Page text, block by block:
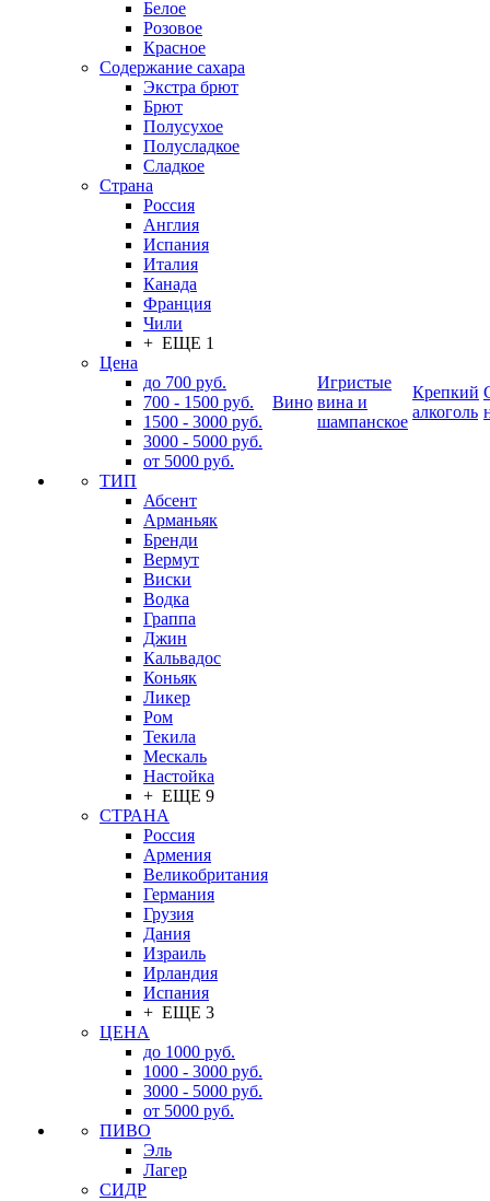
Белое
Розовое
Красное
Содержание сахара
Экстра брют
Брют
Полусухое
Полусладкое
Сладкое
Страна
Россия
Англия
Испания
Италия
Канада
Франция
Чили
+ ЕЩЕ 1
Цена
до 700 руб.
700 - 1500 руб.
1500 - 3000 руб.
3000 - 5000 руб.
от 5000 руб.
ТИП
Абсент
Арманьяк
Бренди
Вермут
Виски
Водка
Граппа
Джин
Кальвадос
Коньяк
Ликер
Ром
Текила
Мескаль
Настойка
+ ЕЩЕ 9
СТРАНА
Россия
Армения
Великобритания
Германия
Грузия
Дания
Израиль
Ирландия
Испания
+ ЕЩЕ 3
ЦЕНА
до 1000 руб.
1000 - 3000 руб.
3000 - 5000 руб.
от 5000 руб.
ПИВО
Эль
Лагер
СИДР
Вино
Игристые
вина и
шампанское
Крепкий
алкоголь